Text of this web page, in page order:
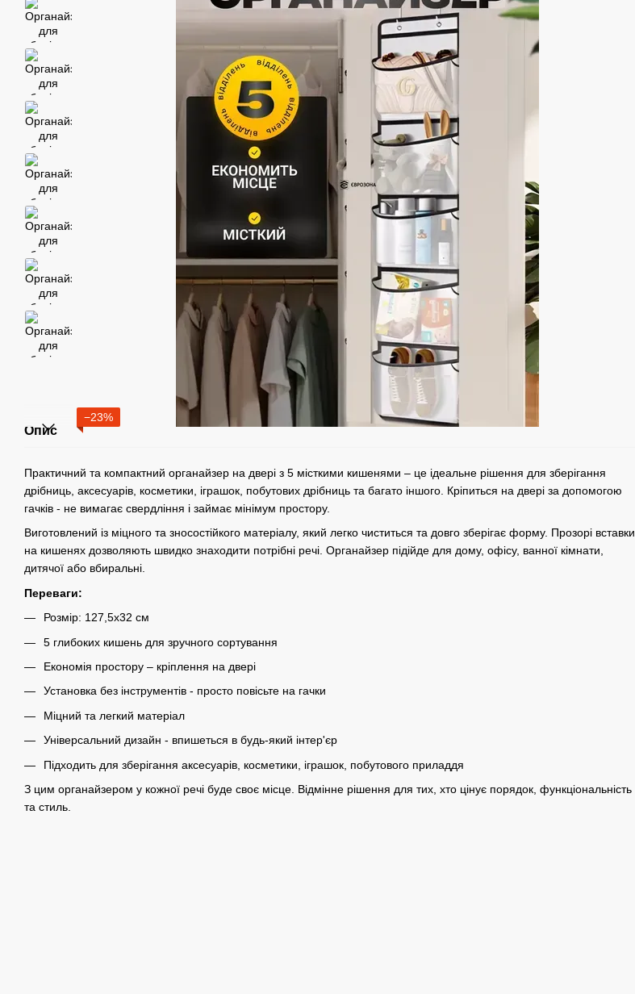
−23%
Опис
Практичний та компактний органайзер на двері з 5 місткими кишенями – це ідеальне рішення для зберігання
дрібниць, аксесуарів, косметики, іграшок, побутових дрібниць та багато іншого. Кріпиться на двері за допомогою
гачків - не вимагає свердління і займає мінімум простору.
Виготовлений із міцного та зносостійкого матеріалу, який легко чиститься та довго зберігає форму. Прозорі вставки
на кишенях дозволяють швидко знаходити потрібні речі. Органайзер підійде для дому, офісу, ванної кімнати,
дитячої або вбиральні.
Переваги:
Розмір: 127,5х32 см
5 глибоких кишень для зручного сортування
Економія простору – кріплення на двері
Установка без інструментів - просто повісьте на гачки
Міцний та легкий матеріал
Універсальний дизайн - впишеться в будь-який інтер'єр
Підходить для зберігання аксесуарів, косметики, іграшок, побутового приладдя
З цим органайзером у кожної речі буде своє місце. Відмінне рішення для тих, хто цінує порядок, функціональність
та стиль.